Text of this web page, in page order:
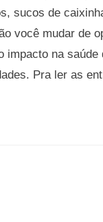
sucos de
você mudar de
na saúde
Pra ler as